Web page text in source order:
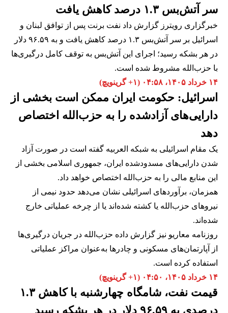
سر آتش‌بس ۱.۳ درصد کاهش یافت
خبرگزاری رویترز گزارش داد نفت برنت پس از توافق لبنان و
اسرائیل بر سر آتش‌بس ۱.۳ درصد کاهش یافت و به ۹۶.۵۹ دلار
در هر بشکه رسید؛ اجرای این آتش‌بس به توقف کامل درگیری‌ها
با حزب‌الله مشروط شده است.
۱۴ خرداد ۱۴۰۵، ۰۴:۵۸ (‎+۱ گرینویچ)
اسرائیل: حکومت ایران ممکن است بخشی از
دارایی‌های آزادشده را به حزب‌الله اختصاص
دهد
یک مقام اسرائیلی به شبکه العربیه گفته است در صورت آزاد
شدن دارایی‌های مسدودشده ایران، جمهوری اسلامی بخشی از
این منابع مالی را به حزب‌الله اختصاص خواهد داد.
همزمان، برآوردهای اسرائیلی نشان می‌دهد حدود نیمی از
نیروهای حزب‌الله یا کشته شده‌اند یا از چرخه عملیاتی خارج
شده‌اند.
روزنامه معاریو نیز گزارش داده حزب‌الله در جریان درگیری‌ها
از آپارتمان‌های مسکونی و چادرها به‌عنوان مراکز عملیاتی
استفاده کرده است.
۱۴ خرداد ۱۴۰۵، ۰۴:۵۰ (‎+۱ گرینویچ)
قیمت نفت، شامگاه چهارشنبه با کاهش ۱.۳
درصدی به ۹۶.۵۹ دلار در هر بشکه رسید